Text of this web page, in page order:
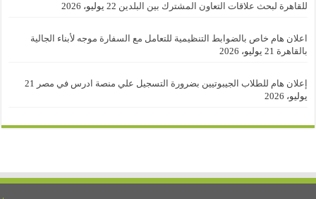
للقاهرة لبحث علاقات التعاون المشترك بين البلدين 22 يوليو، 2026
اعلان هام خاص بالضوابط التنظيمية للتعامل مع السفارة موجه لأبناء الجالية
بالقاهرة 21 يوليو، 2026
إعلان هام للطلاب الجيبوتيين بضرورة التسجيل علي منصة ادرس في مصر 21
يوليو، 2026